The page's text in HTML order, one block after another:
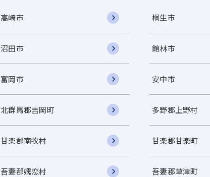
高崎市 桐生市
沼田市 館林市
富岡市 安中市
北群馬郡吉岡町 多野郡上野村
甘楽郡南牧村 甘楽郡甘楽町
吾妻郡嬬恋村 吾妻郡草津町